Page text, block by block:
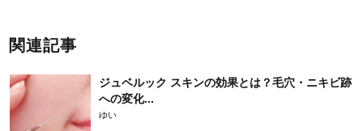
関連記事
ジュベルック スキンの効果とは？毛穴・ニキビ跡
への変化...
ゆい